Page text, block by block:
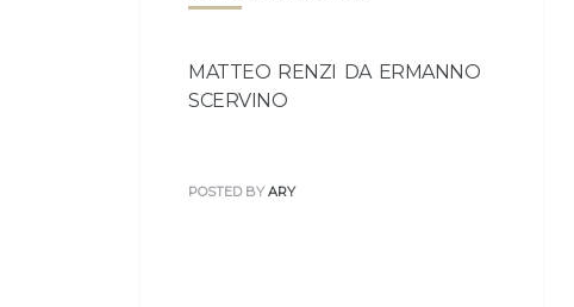
MATTEO RENZI DA ERMANNO
SCERVINO
POSTED BY ARY